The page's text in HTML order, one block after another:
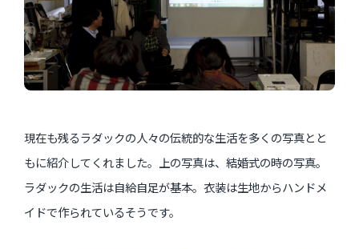
現在も残るラダックの人々の伝統的な生活を多くの写真とと
もに紹介してくれました。上の写真は、結婚式の時の写真。
ラダックの生活は自給自足が基本。衣装は生地からハンドメ
イドで作られているそうです。